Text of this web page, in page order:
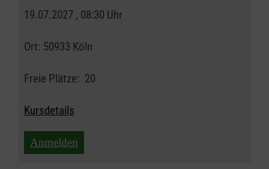
19.07.2027 , 08:30 Uhr
Ort: 50933 Köln
Freie Plätze: 20
Kursdetails
Anmelden